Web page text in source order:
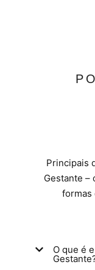
Principais
Gestante –
formas
O que é